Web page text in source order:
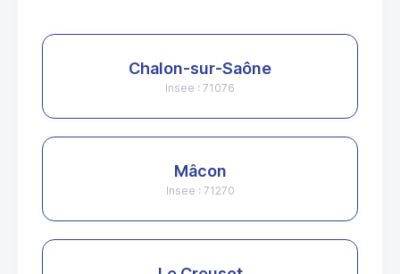
Chalon-sur-Saône
Insee : 71076
Mâcon
Insee : 71270